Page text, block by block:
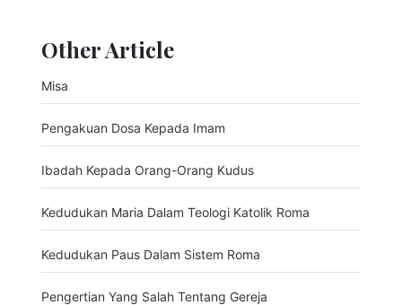
Other Article
Misa
Pengakuan Dosa Kepada Imam
Ibadah Kepada Orang-Orang Kudus
Kedudukan Maria Dalam Teologi Katolik Roma
Kedudukan Paus Dalam Sistem Roma
Pengertian Yang Salah Tentang Gereja